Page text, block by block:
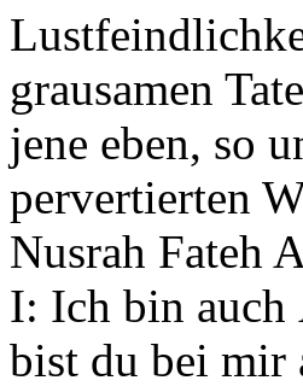
grausamen
jene eben, so
pervertierten
Nusrah Fateh
I: Ich bin auch
bist du bei mir